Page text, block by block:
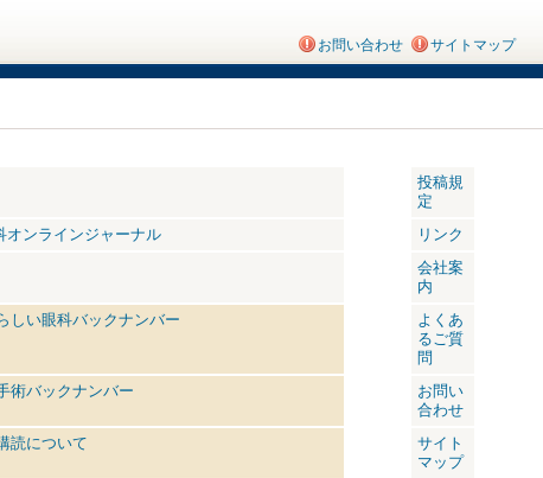
お問い合わせ サイトマップ
投稿規
定
オンラインジャーナル
リンク
会社案
内
しい眼科バックナンバー
よくあ
るご質
問
術バックナンバー
お問い
合わせ
読について
サイト
マップ